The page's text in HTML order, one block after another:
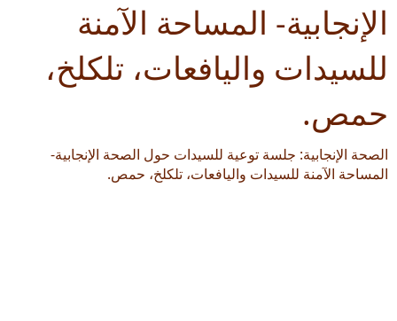
الإنجابية- المساحة الآمنة
للسيدات واليافعات، تلكلخ،
حمص.
الصحة الإنجابية: جلسة توعية للسيدات حول الصحة الإنجابية-
المساحة الآمنة للسيدات واليافعات، تلكلخ، حمص.